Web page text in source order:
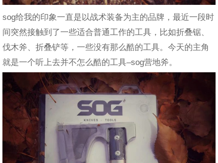
sog给我的印象一直是以战术装备为主的品牌，最近一段时
间突然接触到了一些适合普通工作的工具，比如折叠锯、
伐木斧、折叠铲等，一些没有那么酷的工具。今天的主角
就是一个听上去并不怎么酷的工具–sog营地斧。